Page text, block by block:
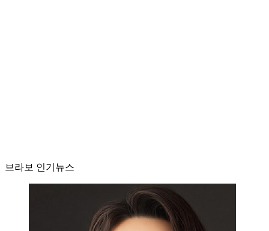
브라보 인기뉴스